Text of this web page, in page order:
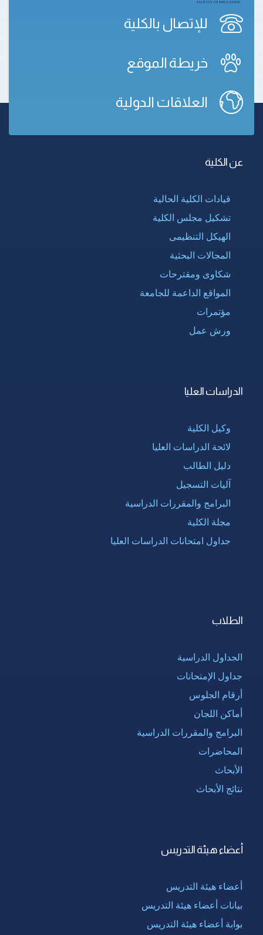
للإتصال بالكلية
خريطة الموقع
العلاقات الدولية
عن الكلية
قيادات الكلية الحالية
تشكيل مجلس الكلية
الهيكل التنظيمى
المجالات البحثية
شكاوى ومقترحات
المواقع الداعمة للجامعة
مؤتمرات
ورش عمل
الدراسات العليا
وكيل الكلية
لائحة الدراسات العليا
دليل الطالب
آليات التسجيل
البرامج والمقررات الدراسية
مجلة الكلية
جداول امتحانات الدراسات العليا
الطلاب
الجداول الدراسية
جداول الإمتحانات
أرقام الجلوس
أماكن اللجان
البرامج والمقررات الدراسية
المحاضرات
الأبحاث
نتائج الأبحاث
أعضاء هيئة التدريس
أعضاء هيئة التدريس
بيانات أعضاء هيئة التدريس
بوابة أعضاء هيئة التدريس